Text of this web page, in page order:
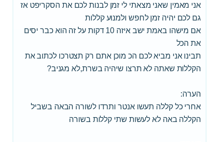
אני מאמין שאני מצאתי לי זמן לבנות לכם את הסקריפט אז
גם לכם יהיה זמן לחפש ולמנוע קללות
אם מישהו באמת ישב איזה 10 דקות על זה הוא כבר יסים
את הכל
תבינו אני מביא לכם הכ מוכן אתם רק תצטרכו לכתוב את
הקללות שאתה לא תרצו שיהיה בשרת,לא מגניב?
הערה:
אחרי כל קללה תעשו אנטר ותרדו לשורה הבאה בשביל
הקללה באה לא לעשות שתי קללות בשורה